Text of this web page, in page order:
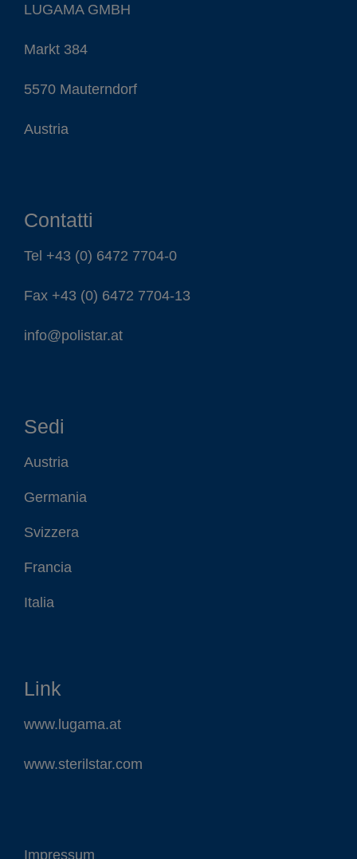
LUGAMA GMBH
Markt 384
5570 Mauterndorf
Austria
Contatti
Tel +43 (0) 6472 7704-0
Fax +43 (0) 6472 7704-13
info@polistar.at
Sedi
Austria
Germania
Svizzera
Francia
Italia
Link
www.lugama.at
www.sterilstar.com
Impressum